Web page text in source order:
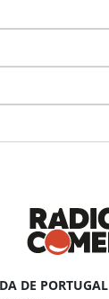
DE PORTUGAL